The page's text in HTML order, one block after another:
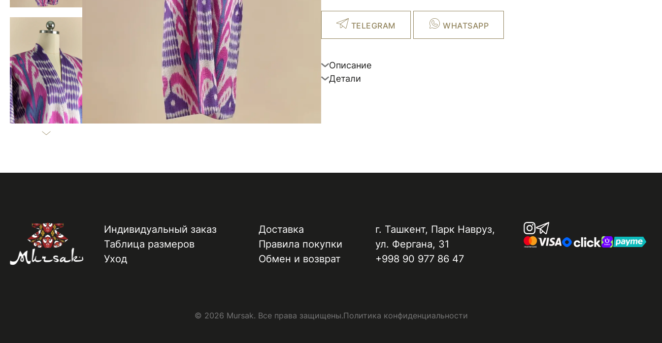
TELEGRAM WHATSAPP
Описание
Детали
Индивидуальный заказ
Таблица размеров
Уход
Доставка
Правила покупки
Обмен и возврат
г. Ташкент, ​Парк Навруз​,
ул. Фергана, 31
+998 90 977 86 47
© 2026 Mursak. Все права защищены.Политика конфиденциальности